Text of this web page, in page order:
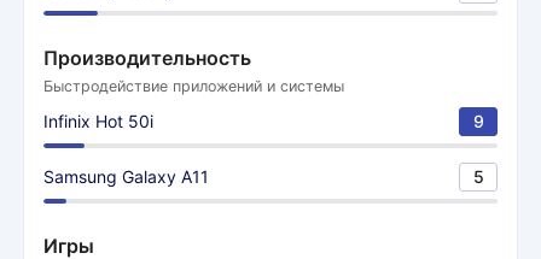
Производительность
Быстродействие приложений и системы
Infinix Hot 50i 9
Samsung Galaxy A11 5
Игры